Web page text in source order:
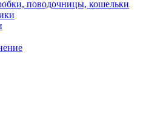
поводочницы, кошельки